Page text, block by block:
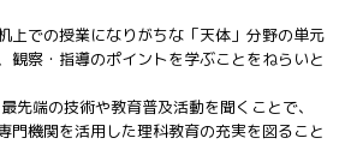
スト
APRSAF教員
ISEB（国際
宇宙教育会
上での授業になりがちな「天体」分野の単元
観察・指導のポイントを学ぶことをねらいと
先端の技術や教育普及活動を聞くことで、
門機関を活用した理科教育の充実を図ること